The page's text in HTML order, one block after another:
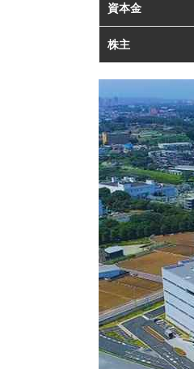
資本金
株主